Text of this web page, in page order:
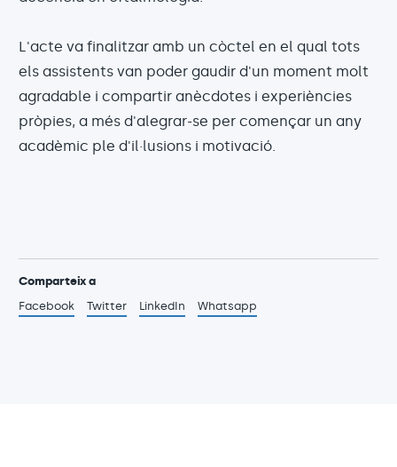
L'acte va finalitzar amb un còctel en el qual tots
els assistents van poder gaudir d'un moment molt
agradable i compartir anècdotes i experiències
pròpies, a més d'alegrar-se per començar un any
acadèmic ple d'il·lusions i motivació.
Comparteix a
Facebook
Twitter LinkedIn Whatsapp